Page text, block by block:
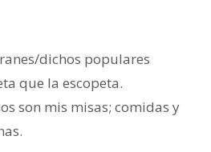
dichos populares
que la escopeta.
son mis misas; comidas y